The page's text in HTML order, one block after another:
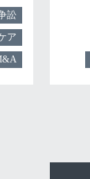
訟
ア